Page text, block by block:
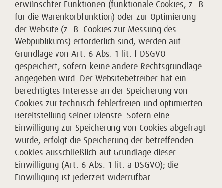
erwünschter Funktionen (funktionale Cookies, z. B.
für die Warenkorbfunktion) oder zur Optimierung
der Website (z. B. Cookies zur Messung des
Webpublikums) erforderlich sind, werden auf
Grundlage von Art. 6 Abs. 1 lit. f DSGVO
gespeichert, sofern keine andere Rechtsgrundlage
angegeben wird. Der Websitebetreiber hat ein
berechtigtes Interesse an der Speicherung von
Cookies zur technisch fehlerfreien und optimierten
Bereitstellung seiner Dienste. Sofern eine
Einwilligung zur Speicherung von Cookies abgefragt
wurde, erfolgt die Speicherung der betreffenden
Cookies ausschließlich auf Grundlage dieser
Einwilligung (Art. 6 Abs. 1 lit. a DSGVO); die
Einwilligung ist jederzeit widerrufbar.